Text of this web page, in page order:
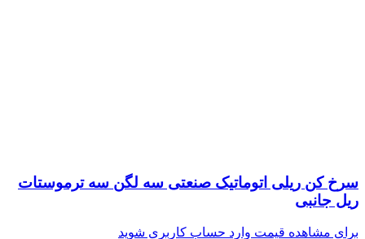
سرخ کن ریلی اتوماتیک صنعتی سه لگن سه ترموستات
ریل جانبی
برای مشاهده قیمت وارد حساب کاربری شوید